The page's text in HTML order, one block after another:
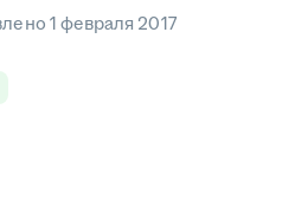
1 февраля 2017